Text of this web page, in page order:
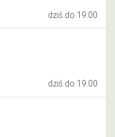
dziś do 19:00
dziś do 19:00